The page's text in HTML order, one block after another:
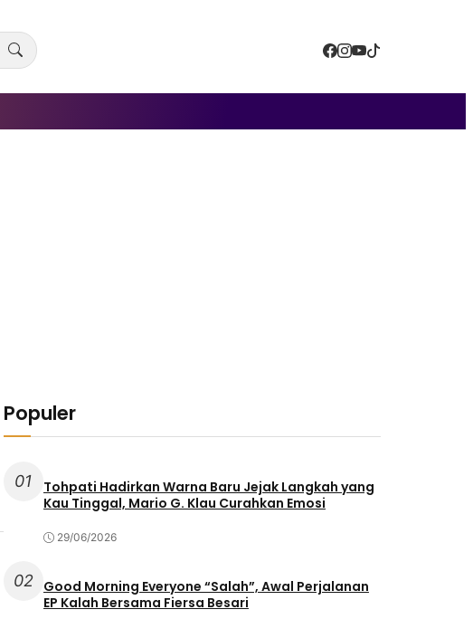
Populer
01
Tohpati Hadirkan Warna Baru Jejak Langkah yang
Kau Tinggal, Mario G. Klau Curahkan Emosi
29/06/2026
02
Good Morning Everyone “Salah”, Awal Perjalanan
EP Kalah Bersama Fiersa Besari